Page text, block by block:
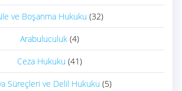
ve Boşanma Hukuku (32)
Arabuluculuk (4)
Ceza Hukuku (41)
Süreçleri ve Delil Hukuku (5)